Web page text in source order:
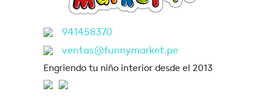
941458370
ventas@funnymarket.pe
Engriendo tu niño interior desde el 2013